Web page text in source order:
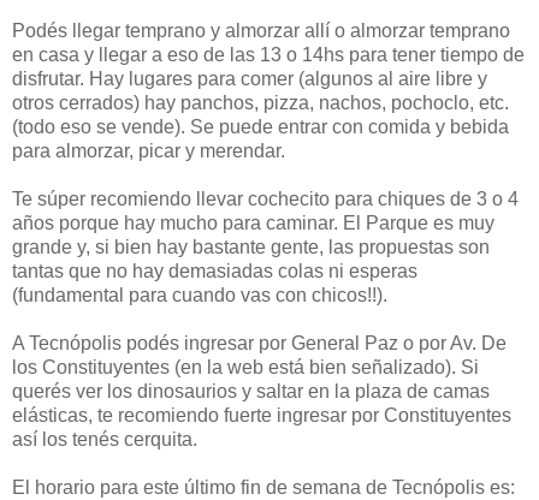
Podés llegar temprano y almorzar allí o almorzar temprano
en casa y llegar a eso de las 13 o 14hs para tener tiempo de
disfrutar. Hay lugares para comer (algunos al aire libre y
otros cerrados) hay panchos, pizza, nachos, pochoclo, etc.
(todo eso se vende). Se puede entrar con comida y bebida
para almorzar, picar y merendar.
Te súper recomiendo llevar cochecito para chiques de 3 o 4
años porque hay mucho para caminar. El Parque es muy
grande y, si bien hay bastante gente, las propuestas son
tantas que no hay demasiadas colas ni esperas
(fundamental para cuando vas con chicos!!).
A Tecnópolis podés ingresar por General Paz o por Av. De
los Constituyentes (en la web está bien señalizado). Si
querés ver los dinosaurios y saltar en la plaza de camas
elásticas, te recomiendo fuerte ingresar por Constituyentes
así los tenés cerquita.
El horario para este último fin de semana de Tecnópolis es: